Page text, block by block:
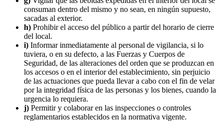
consuman dentro del mismo y no sean, en ningún supuesto,
sacadas al exterior.
h) Prohibir el acceso del público a partir del horario de cierre
del local.
i) Informar inmediatamente al personal de vigilancia, si lo
tuviera, o en su defecto, a las Fuerzas y Cuerpos de
Seguridad, de las alteraciones del orden que se produzcan en
los accesos o en el interior del establecimiento, sin perjuicio
de las actuaciones que pueda llevar a cabo con el fin de velar
por la integridad física de las personas y los bienes, cuando la
urgencia lo requiera.
j) Permitir y colaborar en las inspecciones o controles
reglamentarios establecidos en la normativa vigente.